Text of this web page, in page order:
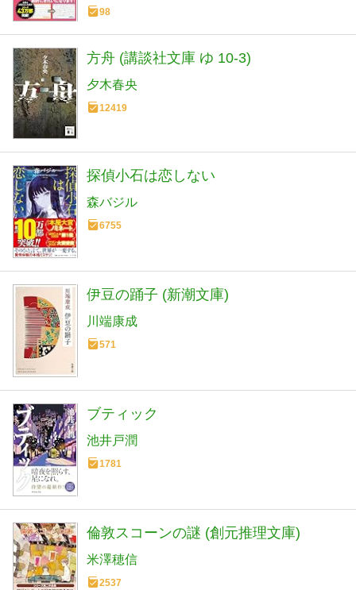
98
方舟 (講談社文庫 ゆ 10-3)
夕木春央
12419
探偵小石は恋しない
森バジル
6755
伊豆の踊子 (新潮文庫)
川端康成
571
ブティック
池井戸潤
1781
倫敦スコーンの謎 (創元推理文庫)
米澤穂信
2537